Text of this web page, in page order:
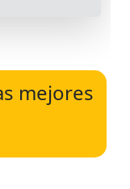
mejores